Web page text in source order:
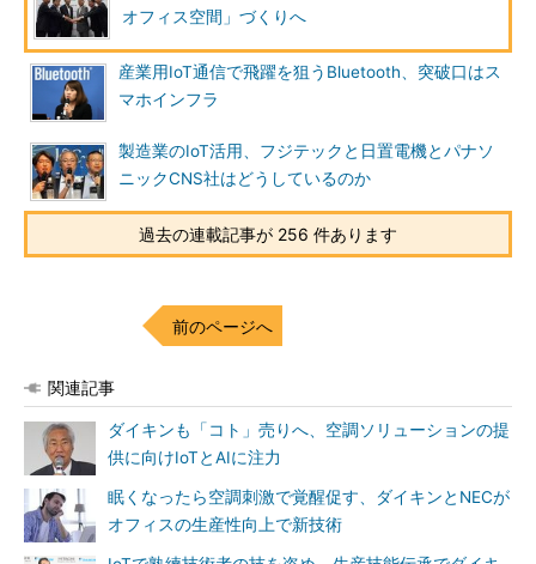
オフィス空間」づくりへ
産業用IoT通信で飛躍を狙うBluetooth、突破口はス
マホインフラ
製造業のIoT活用、フジテックと日置電機とパナソ
ニックCNS社はどうしているのか
過去の連載記事が 256 件あります
前のページへ
関連記事
ダイキンも「コト」売りへ、空調ソリューションの提
供に向けIoTとAIに注力
眠くなったら空調刺激で覚醒促す、ダイキンとNECが
オフィスの生産性向上で新技術